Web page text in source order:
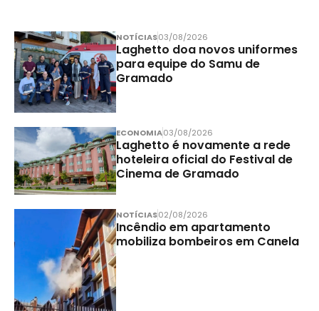
NOTÍCIAS03/08/2026
Laghetto doa novos uniformes
para equipe do Samu de
Gramado
ECONOMIA03/08/2026
Laghetto é novamente a rede
hoteleira oficial do Festival de
Cinema de Gramado
NOTÍCIAS02/08/2026
Incêndio em apartamento
mobiliza bombeiros em Canela